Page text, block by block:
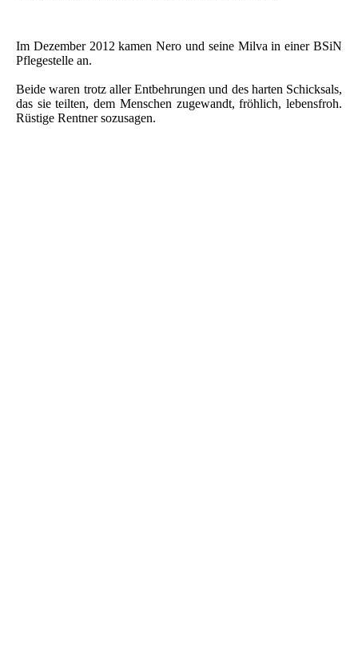
Im Dezember 2012 kamen Nero und seine Milva in einer BSiN
Pflegestelle an.
Beide waren trotz aller Entbehrungen und des harten Schicksals,
das sie teilten, dem Menschen zugewandt, fröhlich, lebensfroh.
Rüstige Rentner sozusagen.